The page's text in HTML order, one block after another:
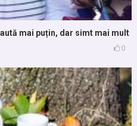
mai puțin, dar simt mai mult
0